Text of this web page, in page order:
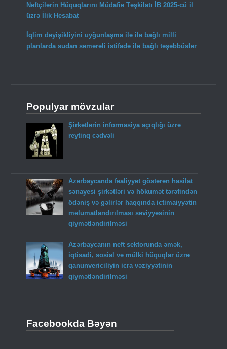
Neftçilərin Hüquqlarını Müdafiə Təşkilatı İB 2025-cü il
üzrə İlik Hesabat
İqlim dəyişikliyini uyğunlaşma ilə ilə bağlı milli
planlarda sudan səmərəli istifadə ilə bağlı təşəbbüslər
Populyar mövzular
Şirkətlərin informasiya açıqlığı üzrə
reytinq cədvəli
Azərbaycanda fəaliyyət göstərən hasilat
sənayesi şirkətləri və hökumət tərəfindən
ödəniş və gəlirlər haqqında ictimaiyyətin
məlumatlandırılması səviyyəsinin
qiymətləndirilməsi
Azərbaycanın neft sektorunda əmək,
iqtisadi, sosial və mülki hüquqlar üzrə
qanunvericiliyin icra vəziyyətinin
qiymətləndirilməsi
Facebookda Bəyən